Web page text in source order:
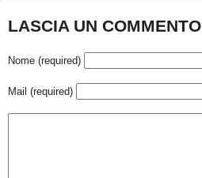
LASCIA UN COMMENTO
Nome (required)
Mail (required)